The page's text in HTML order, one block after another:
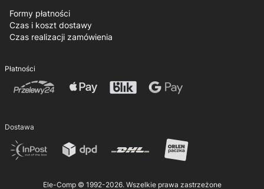
Formy płatności
Czas i koszt dostawy
Czas realizacji zamówienia
Płatności
Dostawa
Ele-Comp © 1992-2026. Wszelkie prawa zastrzeżone